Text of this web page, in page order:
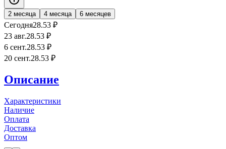
2 месяца 4 месяца 6 месяцев
Сегодня28.53 ₽
23 авг.28.53 ₽
6 сент.28.53 ₽
20 сент.28.53 ₽
Описание
Характеристики
Наличие
Оплата
Доставка
Оптом